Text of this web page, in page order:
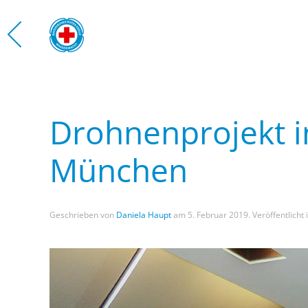
Zum Hauptinhalt springen
Drohnenprojekt
München
Geschrieben von Daniela Hauptam 5. Februar 2019. Veröffentlicht